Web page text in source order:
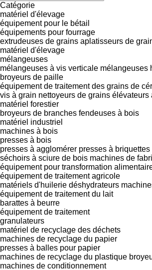
Catégorie
matériel d'élevage
équipement pour le bétail
équipements pour fourrage
extrudeuses de grains aplatisseurs de
matériel d'élevage
mélangeuses
mélangeuses à vis verticale mélangeuses
broyeurs de paille
équipement de traitement des grains de
vis à grain nettoyeurs de grains élévateurs
matériel forestier
broyeurs de branches fendeuses à bois
matériel industriel
machines à bois
presses à bois
presses à agglomérer presses à briquettes
séchoirs à sciure de bois machines de
équipement pour transformation
équipement de traitement agricole
matériels d'huilerie déshydrateurs
équipement de traitement du lait
barattes à beurre
équipement de traitement
granulateurs
matériel de recyclage des déchets
machines de recyclage du papier
presses à balles pour papier
machines de recyclage du plastique
machines de conditionnement